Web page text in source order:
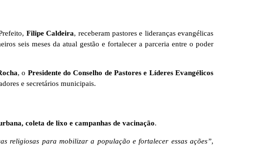
Filipe Caldeira, receberam pastores e lideranças evangélicas
seis meses da atual gestão e fortalecer a parceria entre o poder
, o Presidente do Conselho de Pastores e Líderes Evangélicos
e secretários municipais.
coleta de lixo e campanhas de vacinação.
religiosas para mobilizar a população e fortalecer essas ações”,